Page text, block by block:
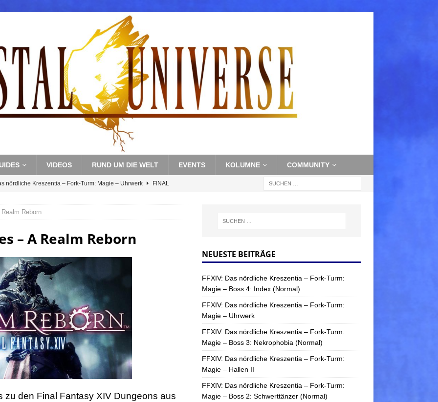
VIDEOS RUND UM DIE WELT EVENTS KOLUMNE COMMUNITY
nördliche Kreszentia – Fork-Turm: Magie – Boss 3: Nekrophobia
nördliche Kreszentia – Fork-Turm: Magie – Boss 4: Index (Normal)
nördliche Kreszentia – Fork-Turm: Magie – Uhrwerk
Reborn
– A Realm Reborn
zu den Final Fantasy XIV Dungeons aus
NEUESTE BEITRÄGE
FFXIV: Das nördliche Kreszentia – Fork-Turm:
Magie – Boss 4: Index (Normal)
FFXIV: Das nördliche Kreszentia – Fork-Turm:
Magie – Uhrwerk
FFXIV: Das nördliche Kreszentia – Fork-Turm:
Magie – Boss 3: Nekrophobia (Normal)
FFXIV: Das nördliche Kreszentia – Fork-Turm:
Magie – Hallen II
FFXIV: Das nördliche Kreszentia – Fork-Turm:
Magie – Boss 2: Schwerttänzer (Normal)